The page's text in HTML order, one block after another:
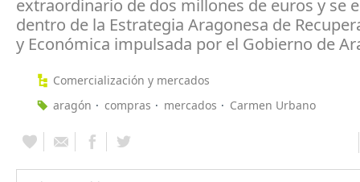
extraordinario de dos millones de euros y se
dentro de la Estrategia Aragonesa de
y Económica impulsada por el Gobierno de
Comercialización y mercados
aragón
compras mercados Carmen Urbano